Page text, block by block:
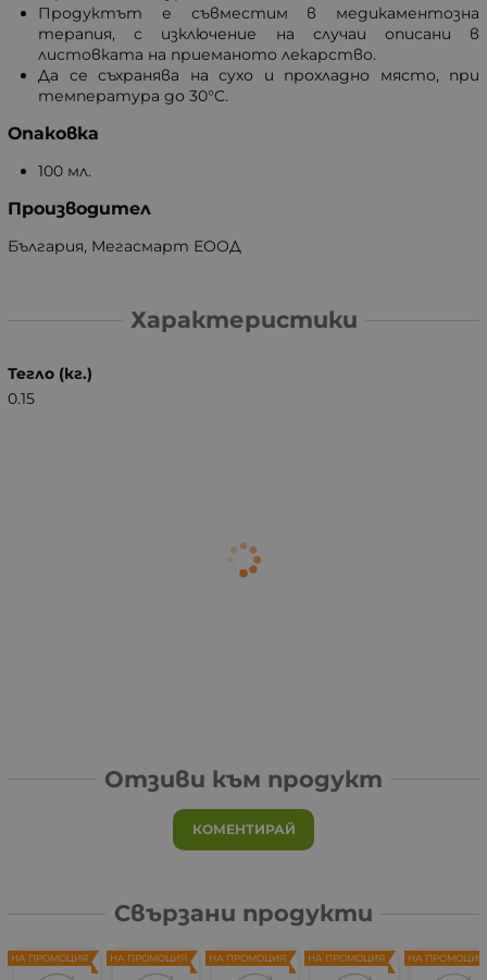
Продуктът е съвместим в медикаментозна
терапия, с изключение на случаи описани в
листовката на приеманото лекарство.
Да се съхранява на сухо и прохладно място, при
температура до 30°C.
Опаковка
100 мл.
Производител
България, Мегасмарт ЕООД
Характеристики
Тегло (кг.)
0.15
Отзиви към продукт
КОМЕНТИРАЙ
Свързани продукти
НА ПРОМОЦИЯ НА ПРОМОЦИЯ НА ПРОМОЦИЯ НА ПРОМОЦИЯ НА ПРОМОЦИЯ